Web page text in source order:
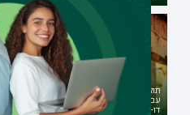
תואר ראשון בלימודים קלאסיים
עם מנהיגות וניהול מערכות חינוך -
דו-חוגי מובנה